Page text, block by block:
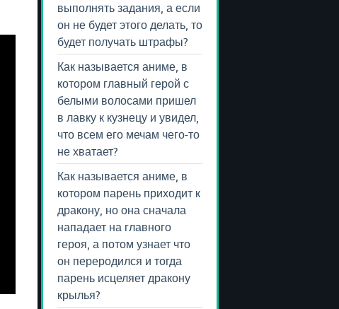
выполнять задания, а если
он не будет этого делать, то
будет получать штрафы?
Как называется аниме, в
котором главный герой с
белыми волосами пришел
в лавку к кузнецу и увидел,
что всем его мечам чего-то
не хватает?
Как называется аниме, в
котором парень приходит к
дракону, но она сначала
нападает на главного
героя, а потом узнает что
он переродился и тогда
парень исцеляет дракону
крылья?